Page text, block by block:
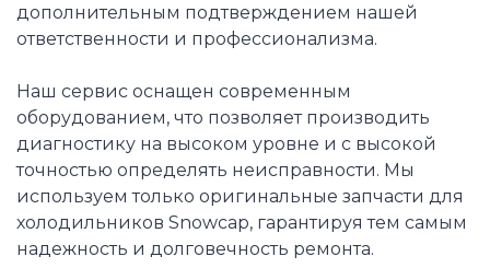
дополнительным подтверждением нашей
ответственности и профессионализма.
Наш сервис оснащен современным
оборудованием, что позволяет производить
диагностику на высоком уровне и с высокой
точностью определять неисправности. Мы
используем только оригинальные запчасти для
холодильников Snowcap, гарантируя тем самым
надежность и долговечность ремонта.